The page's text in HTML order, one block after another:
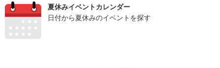
夏休みイベントカレンダー
日付から夏休みのイベントを探す